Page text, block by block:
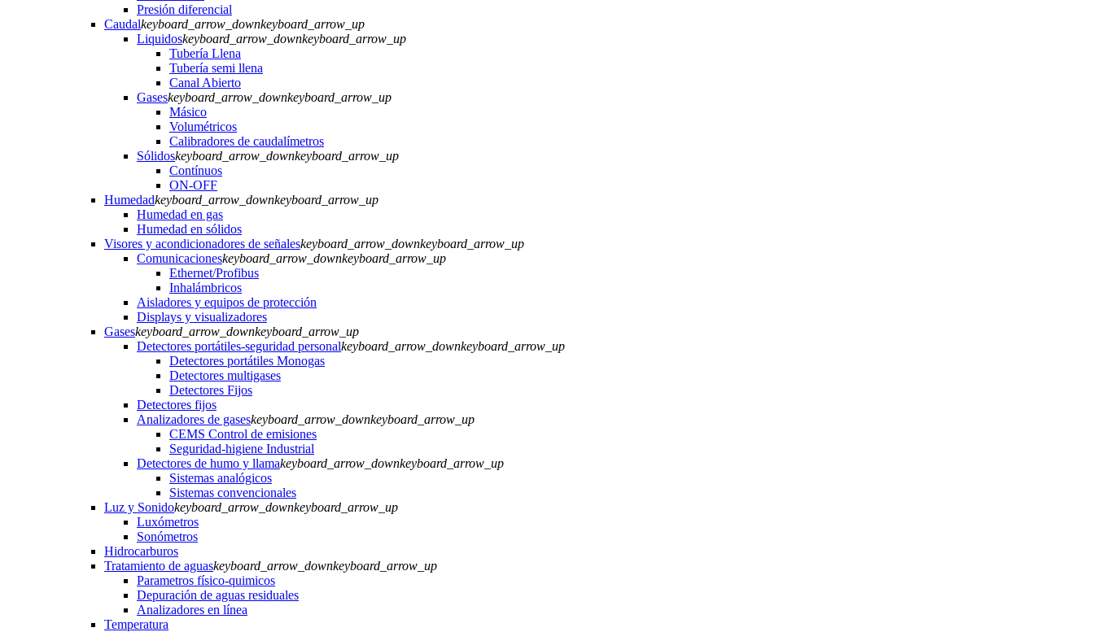
Presión diferencial
Caudalkeyboard_arrow_downkeyboard_arrow_up
Liquidoskeyboard_arrow_downkeyboard_arrow_up
Tubería Llena
Tubería semi llena
Canal Abierto
Gaseskeyboard_arrow_downkeyboard_arrow_up
Másico
Volumétricos
Calibradores de caudalímetros
Sólidoskeyboard_arrow_downkeyboard_arrow_up
Contínuos
ON-OFF
Humedadkeyboard_arrow_downkeyboard_arrow_up
Humedad en gas
Humedad en sólidos
Visores y acondicionadores de señaleskeyboard_arrow_downkeyboard_arrow_up
Comunicacioneskeyboard_arrow_downkeyboard_arrow_up
Ethernet/Profibus
Inhalámbricos
Aisladores y equipos de protección
Displays y visualizadores
Gaseskeyboard_arrow_downkeyboard_arrow_up
Detectores portátiles-seguridad personalkeyboard_arrow_downkeyboard_arrow_up
Detectores portátiles Monogas
Detectores multigases
Detectores Fijos
Detectores fijos
Analizadores de gaseskeyboard_arrow_downkeyboard_arrow_up
CEMS Control de emisiones
Seguridad-higiene Industrial
Detectores de humo y llamakeyboard_arrow_downkeyboard_arrow_up
Sistemas analógicos
Sistemas convencionales
Luz y Sonidokeyboard_arrow_downkeyboard_arrow_up
Luxómetros
Sonómetros
Hidrocarburos
Tratamiento de aguaskeyboard_arrow_downkeyboard_arrow_up
Parametros físico-quimicos
Depuración de aguas residuales
Analizadores en línea
Temperatura